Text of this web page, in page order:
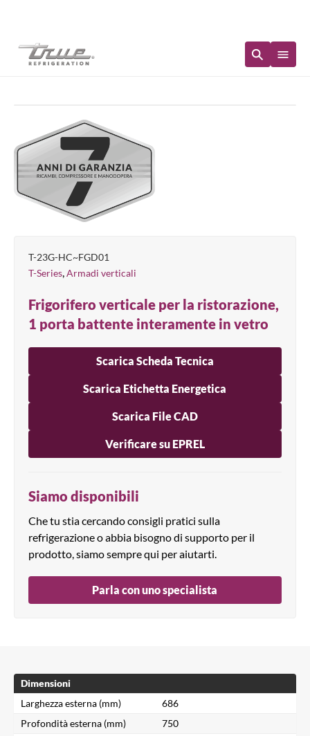
T-23G-HC~FGD01
T-Series Armadi verticali
Frigorifero verticale per la ristorazione,
1 porta battente interamente in vetro
Scarica Scheda Tecnica
Scarica Etichetta Energetica
Scarica File CAD
Verificare su EPREL
Siamo disponibili
Che tu stia cercando consigli pratici sulla
refrigerazione o abbia bisogno di supporto per il
prodotto, siamo sempre qui per aiutarti.
Parla con uno specialista
Dimensioni
Larghezza esterna (mm)
686
Profondità esterna (mm)
750